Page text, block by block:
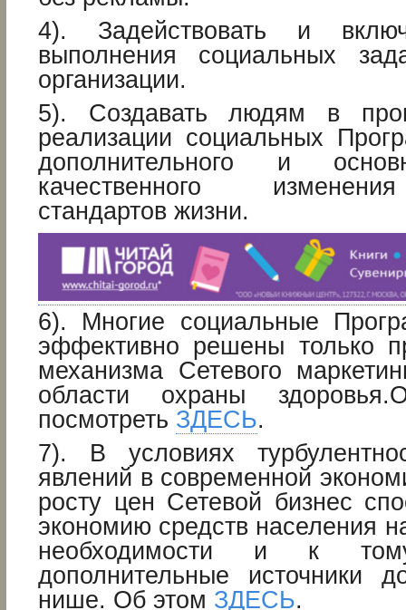
4). Задействовать и
выполнения социальных
организации.
5). Создавать людям в
реализации социальных
дополнительного и
качественного
стандартов жизни.
6). Многие социальные
эффективно решены только
механизма Сетевого
области охраны
посмотреть ЗДЕСЬ.
7). В условиях
явлений в современной
росту цен Сетевой бизнес
экономию средств населения
необходимости и к
дополнительные источники
нише. Об этом ЗДЕСЬ.